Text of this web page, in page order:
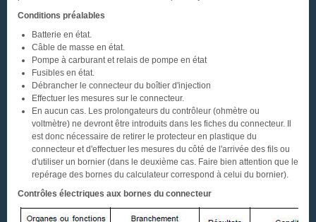
Conditions préalables
Batterie en état.
Câble de masse en état.
Pompe à carburant et relais de pompe en état
Fusibles en état.
Débrancher le connecteur du boîtier d'injection
Effectuer les mesures sur le connecteur.
En aucun cas. Les prolongateurs du contrôleur (ohmètre ou
voltmètre) ne devront être introduits dans les fiches du connecteur. Il
est donc nécessaire de retirer le protecteur en plastique du
connecteur et d'effectuer les mesures du côté de l'arrivée des fils ou
d'utiliser un bornier (dans le deuxième cas. Faire bien attention que le
repérage des bornes du calculateur correspond à celui du bornier).
Contrôles électriques aux bornes du connecteur